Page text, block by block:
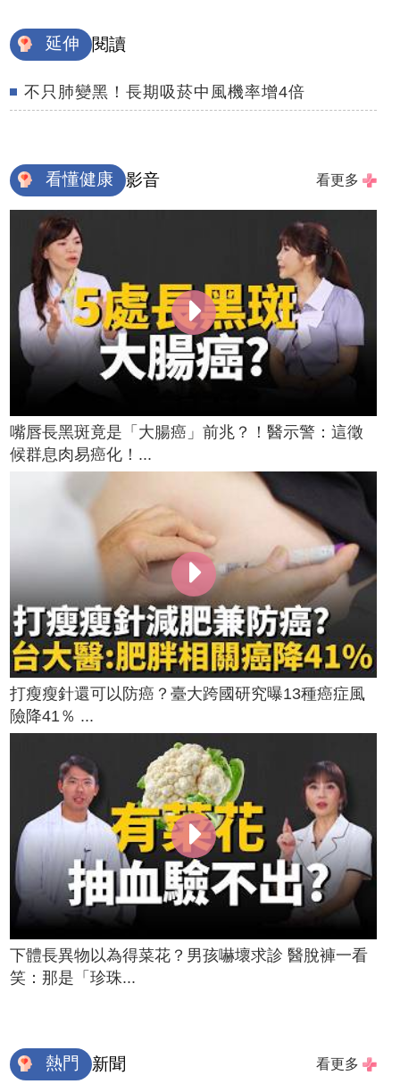
延伸 閱讀
不只肺變黑！長期吸菸中風機率增4倍
看懂健康 影音 看更多
嘴唇長黑斑竟是「大腸癌」前兆？！醫示警：這徵
候群息肉易癌化！...
打瘦瘦針還可以防癌？臺大跨國研究曝13種癌症風
險降41％ ...
下體長異物以為得菜花？男孩嚇壞求診 醫脫褲一看
笑：那是「珍珠...
熱門 新聞 看更多